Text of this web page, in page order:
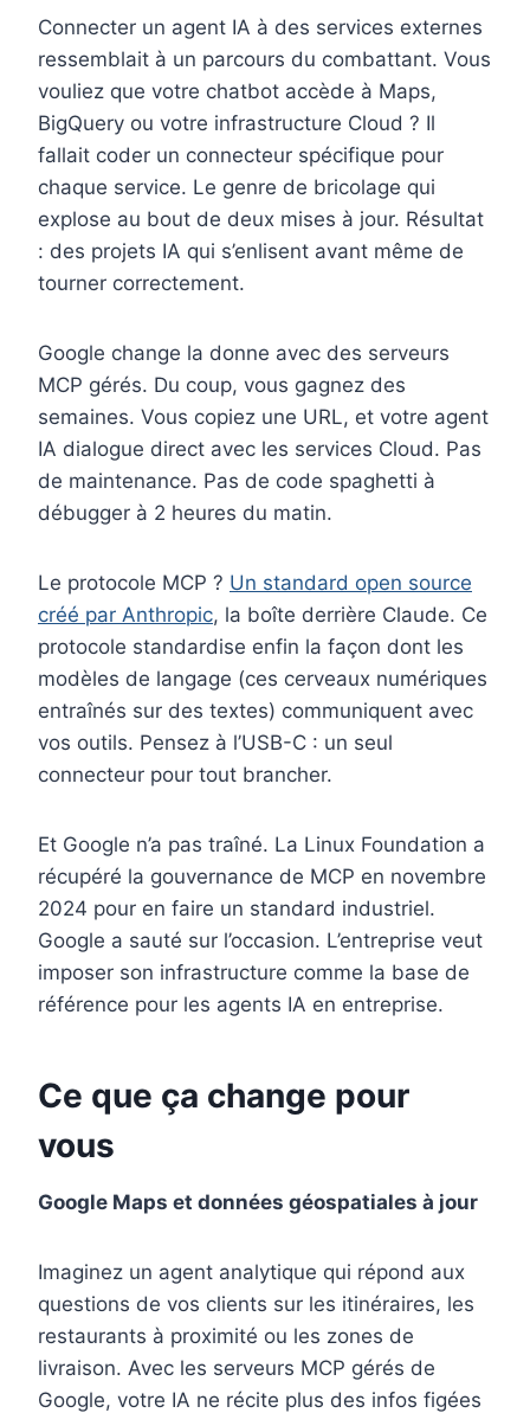
Connecter un agent IA à des services externes
ressemblait à un parcours du combattant. Vous
vouliez que votre chatbot accède à Maps,
BigQuery ou votre infrastructure Cloud ? Il
fallait coder un connecteur spécifique pour
chaque service. Le genre de bricolage qui
explose au bout de deux mises à jour. Résultat
: des projets IA qui s’enlisent avant même de
tourner correctement.
Google change la donne avec des serveurs
MCP gérés. Du coup, vous gagnez des
semaines. Vous copiez une URL, et votre agent
IA dialogue direct avec les services Cloud. Pas
de maintenance. Pas de code spaghetti à
débugger à 2 heures du matin.
Le protocole MCP ? Un standard open source
créé par Anthropic, la boîte derrière Claude. Ce
protocole standardise enfin la façon dont les
modèles de langage (ces cerveaux numériques
entraînés sur des textes) communiquent avec
vos outils. Pensez à l’USB-C : un seul
connecteur pour tout brancher.
Et Google n’a pas traîné. La Linux Foundation a
récupéré la gouvernance de MCP en novembre
2024 pour en faire un standard industriel.
Google a sauté sur l’occasion. L’entreprise veut
imposer son infrastructure comme la base de
référence pour les agents IA en entreprise.
Ce que ça change pour
vous
Google Maps et données géospatiales à jour
Imaginez un agent analytique qui répond aux
questions de vos clients sur les itinéraires, les
restaurants à proximité ou les zones de
livraison. Avec les serveurs MCP gérés de
Google, votre IA ne récite plus des infos figées